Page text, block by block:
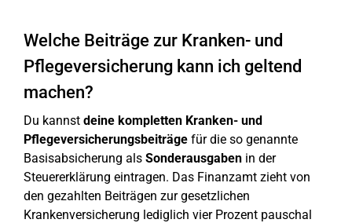
Welche Beiträge zur Kranken- und
Pflegeversicherung kann ich geltend
machen?
Du kannst deine kompletten Kranken- und
Pflegeversicherungsbeiträge für die so genannte
Basisabsicherung als Sonderausgaben in der
Steuererklärung eintragen. Das Finanzamt zieht von
den gezahlten Beiträgen zur gesetzlichen
Krankenversicherung lediglich vier Prozent pauschal